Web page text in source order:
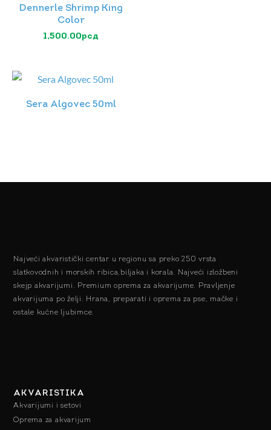
Dennerle Shrimp King
Color
1,500.00рсд
Sera Algovec 50ml
Najveći akvaristički centar u regionu sa preko 250 vrsta
slatkovodnih i morskih ribica,biljaka i korala. Najveći izložbeni
skejp akvarijumi. Premium oprema za akvarijume. Pravljenje
akvarijuma po želji. Hrana, preparati i oprema za pse, mačke i
ostale kućne ljubimce.
AKVARISTIKA
Akvarijumi i setovi
Oprema za akvarijum